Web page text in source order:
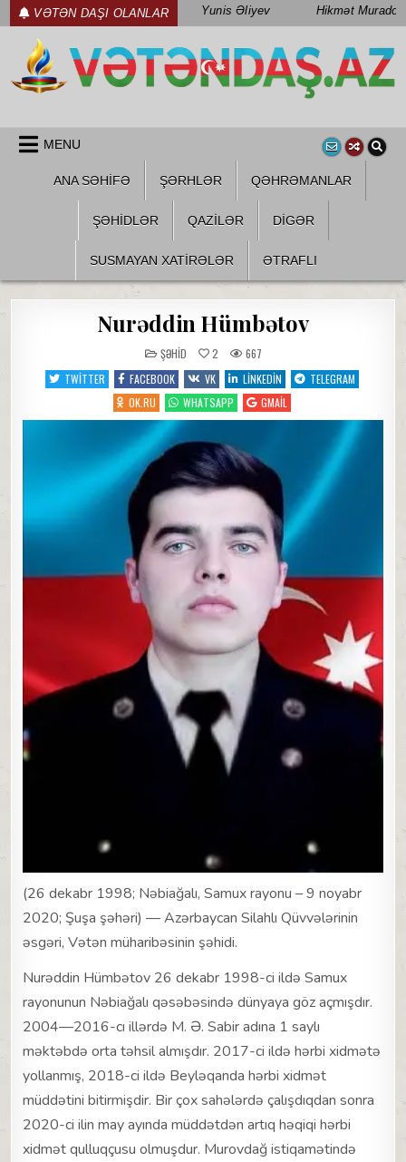
Skip
to
content
VƏTƏN DAŞI OLANLAR Yunis Əliyev Hikmət Muradov
MENU
ANA SƏHİFƏ ŞƏRHLƏR QƏHRƏMANLAR
ŞƏHIDLƏR QAZILƏR DIGƏR
SUSMAYAN XATİRƏLƏR ƏTRAFLI
Nurəddin Hümbətov
POSTED
IN
ŞƏHID 2
667
TWITTER
FACEBOOK VK LINKEDIN
TELEGRAM
OK.RU
WHATSAPP GMAIL
(26 dekabr 1998; Nəbiağalı, Samux rayonu – 9 noyabr
2020; Şuşa şəhəri) — Azərbaycan Silahlı Qüvvələrinin
əsgəri, Vətən müharibəsinin şəhidi.
Nurəddin Hümbətov 26 dekabr 1998-ci ildə Samux
rayonunun Nəbiağalı qəsəbəsində dünyaya göz açmışdır.
2004—2016-cı illərdə M. Ə. Sabir adına 1 saylı
məktəbdə orta təhsil almışdır. 2017-ci ildə hərbi xidmətə
yollanmış, 2018-ci ildə Beyləqanda hərbi xidmət
müddətini bitirmişdir. Bir çox sahələrdə çalışdıqdan sonra
2020-ci ilin may ayında müddətdən artıq həqiqi hərbi
xidmət qulluqçusu olmuşdur. Murovdağ istiqamətində